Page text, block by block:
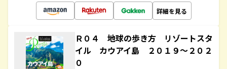
詳細を見る
Ｒ０４ 地球の歩き方 リゾートスタ
イル カウアイ島 ２０１９～２０２
０